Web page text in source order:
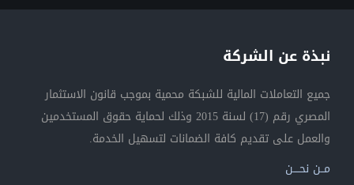
نبذة عن الشركة
جميع التعاملات المالية للشبكة محمية بموجب قانون الاستثمار
المصري رقم (17) لسنة 2015 وذلك لحماية حقوق المستخدمين
والعمل على تقديم كافة الضمانات لتسهيل الخدمة.
مــن نحــــن